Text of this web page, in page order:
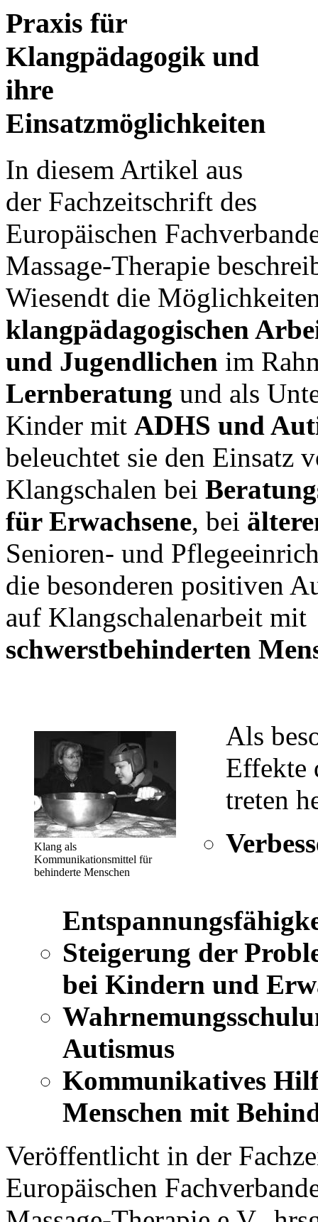
Praxis für
Klangpädagogik und
ihre
Einsatzmöglichkeiten
In diesem Artikel aus
der Fachzeitschrift des
Europäischen
Massage-Therapie
Wiesendt die
klangpädagogischen
und Jugendlichen im
Lernberatung und als
Kinder mit ADHS und
beleuchtet sie den Einsatz
Klangschalen bei
für Erwachsene, bei
Senioren- und
die besonderen positiven
auf Klangschalenarbeit mit
schwerstbehinderten
Klang als
Kommunikationsmittel für
behinderte Menschen
Als
Effekte
treten
Steigerung der
bei Kindern und
Autismus
Kommunikatives
Menschen mit
Veröffentlicht in der
Europäischen